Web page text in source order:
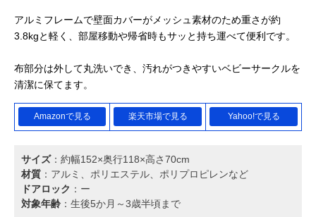
アルミフレームで壁面カバーがメッシュ素材のため重さが約
3.8kgと軽く、部屋移動や帰省時もサッと持ち運べて便利です。
布部分は外して丸洗いでき、汚れがつきやすいベビーサークルを
清潔に保てます。
Amazonで見る 楽天市場で見る Yahoo!で見る
サイズ：約幅152×奥行118×高さ70cm
材質 ：アルミ、ポリエステル、ポリプロピレンなど
ドアロック ：ー
対象年齢 ：生後5か月～3歳半頃まで